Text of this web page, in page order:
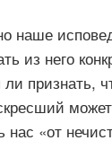
наше
из него
признать,
нас «от